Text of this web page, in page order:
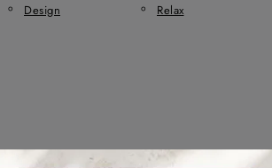
Design Relax